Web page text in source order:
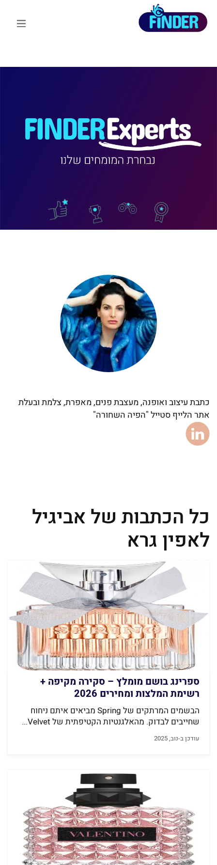
כתבת עיצוב ואופנה, מעצבת פנים, מאפרת, צלמת ובעלת
אתר הלייף סטייל "הפיה השחורה"
כל הכתבות של אביגיל
לאפין גרא
ספרינג בושם מומלץ – סקירה מקיפה +
רשימת המלצות ומחירים 2026
הבשמים המרתקים של Spring מביאים איתם ניחוח
שחייבים לבדוק. מהאלגנטיות הקטיפתית של Velvet...
עודכן ב-נוב, 2025